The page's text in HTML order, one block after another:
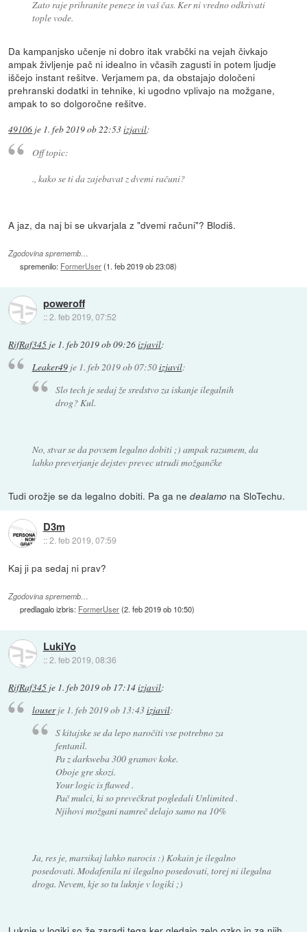
Zato raje prihranite peneze in vaš čas. Ker ni vredno odkrivati
tople vode.
Da kampanjsko učenje ni dobro itak vrabčki na vejah čivkajo
ampak življenje pač ni idealno in včasih zagusti in potem ljudje
iščejo instant rešitve. Verjamem pa, da obstajajo določeni
prehranski dodatki in tehnike, ki ugodno vplivajo na možgane,
ampak to so dolgoročne rešitve.
49106 je 1. feb 2019 ob 22:53izjavil:
Off topic:
., kako se ti da zajebavat z dvemi računi?
A jaz, da naj bi se ukvarjala z "dvemi računi"? Blodiš.
Zgodovina sprememb…
spremenilo: FormerUser(1. feb 2019 ob 23:08)
poweroff
::2. feb 2019, 07:52
RifRaf345 je 1. feb 2019 ob 09:26izjavil:
Leaker49je 1. feb 2019 ob 07:50izjavil:
Slo tech je sedaj že sredstvo za iskanje ilegalnih
drog? Kul.
No, stvar se da povsem legalno dobiti ;) ampak razumem, da
lahko preverjanje dejstev prevec utrudi možgančke
Tudi orožje se da legalno dobiti. Pa ga nedealamo na SloTechu.
D3m
::2. feb 2019, 07:59
Kaj ji pa sedaj ni prav?
Zgodovina sprememb…
predlagalo izbris: FormerUser(2. feb 2019 ob 10:50)
LukiYo
::2. feb 2019, 08:36
RifRaf345 je 1. feb 2019 ob 17:14izjavil:
louserje 1. feb 2019 ob 13:43izjavil:
S kitajske se da lepo naročiti vse potrebno za
fentanil.
Pa z darkweba 300 gramov koke.
Oboje gre skozi.
Your logic is flawed .
Pač mulci, ki so prevečkrat pogledali Unlimited .
Njihovi možgani namreč delajo samo na 10%
Ja, res je, marsikaj lahko narocis :) Kokain je ilegalno
posedovati. Modafenila ni ilegalno posedovati, torej ni ilegalna
droga. Nevem, kje so tu luknje v logiki ;)